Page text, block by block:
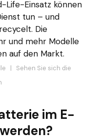
Life-Einsatz können
tun – und
Die
und mehr Modelle
auf den Markt.
| Sehen Sie sich die
im E-